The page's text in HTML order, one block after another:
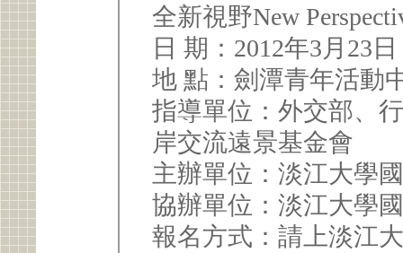
全新視野New
日 期：2012年3月23
地 點：劍潭青年活
指導單位：外交部、
岸交流遠景基金會
主辦單位：淡江大學
協辦單位：淡江大學
報名方式：請上淡江